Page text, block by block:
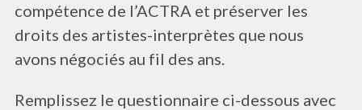
compétence de l’ACTRA et préserver les
droits des artistes-interprètes que nous
avons négociés au fil des ans.
Remplissez le questionnaire ci-dessous avec